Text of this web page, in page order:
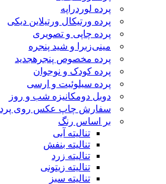
پرده لوردراپه
پرده ورتیکال ورتیلاین دیکی
پرده چاپی و تصویری
مینی‌زبرا و شید پنجره
پرده مخصوص پنجره جدید
پرده کودک و نوجوان
پرده سیلوئیت و ارسی
دوبل دومکانیزه شب و روز
سفارش چاپ عکس روی پرده
بر اساس رنگ
تنالیته آبی
تنالیته بنفش
تنالیته زرد
تنالیته زیتونی
تنالیته سبز